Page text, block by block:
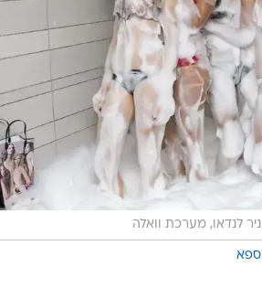
ניר לנדאו, מערכת וואלה
ספא